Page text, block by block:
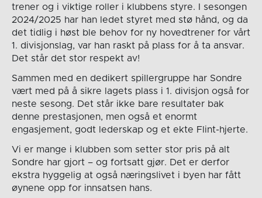
trener og i viktige roller i klubbens styre. I sesongen
2024/2025 har han ledet styret med stø hånd, og da
det tidlig i høst ble behov for ny hovedtrener for vårt
1. divisjonslag, var han raskt på plass for å ta ansvar.
Det står det stor respekt av!
Sammen med en dedikert spillergruppe har Sondre
vært med på å sikre lagets plass i 1. divisjon også for
neste sesong. Det står ikke bare resultater bak
denne prestasjonen, men også et enormt
engasjement, godt lederskap og et ekte Flint-hjerte.
Vi er mange i klubben som setter stor pris på alt
Sondre har gjort – og fortsatt gjør. Det er derfor
ekstra hyggelig at også næringslivet i byen har fått
øynene opp for innsatsen hans.